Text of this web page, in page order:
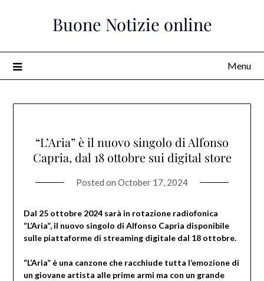
Buone Notizie online
Menu
“L’Aria” è il nuovo singolo di Alfonso
Capria, dal 18 ottobre sui digital store
Posted on October 17, 2024
Dal 25 ottobre 2024 sarà in rotazione radiofonica
“L’Aria”, il nuovo singolo di Alfonso Capria disponibile
sulle piattaforme di streaming digitale dal 18 ottobre.
“L’Aria” è una canzone che racchiude tutta l’emozione di
un giovane artista alle prime armi ma con un grande